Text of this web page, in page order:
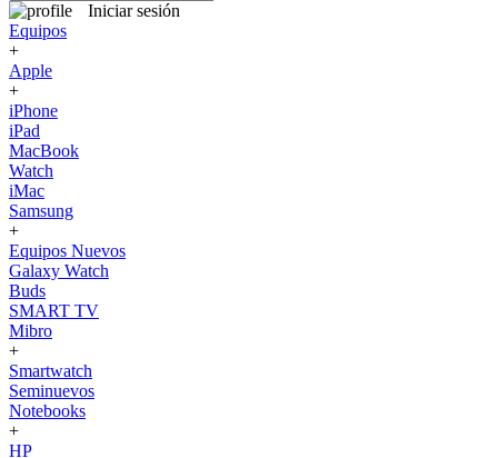
Iniciar sesión
Equipos
+
Apple
+
iPhone
iPad
MacBook
Watch
iMac
Samsung
+
Equipos Nuevos
Galaxy Watch
Buds
SMART TV
Mibro
+
Smartwatch
Seminuevos
Notebooks
+
HP